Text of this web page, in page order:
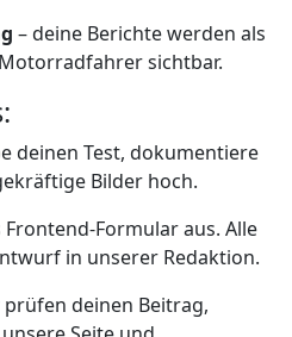
– deine Berichte werden als
sichtbar.
deinen Test, dokumentiere
Bilder hoch.
Frontend-Formular aus. Alle
in unserer Redaktion.
prüfen deinen Beitrag,